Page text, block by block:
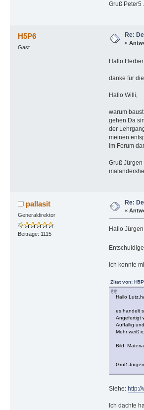
Gruß Peter5
H5P6
Gast
Re:
«
Hallo
danke für
Hallo Willi,
warum
gehen.Da
der
meinen
Im Forum
Gruß Jürgen
pallasit
Generaldirektor
Beiträge: 1115
Re:
«
Hallo
Ich konnte
Zitat von:
Hallo
es handelt
Angefertigt
Auffällig
Mehr weiß
Bild:
Gruß Jürgen
Siehe:
Ich dachte